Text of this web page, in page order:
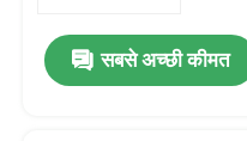
होम
सबसे अच्छी कीमत